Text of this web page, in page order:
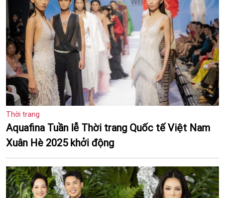
Thời trang
Aquafina Tuần lễ Thời trang Quốc tế Việt Nam
Xuân Hè 2025 khởi động